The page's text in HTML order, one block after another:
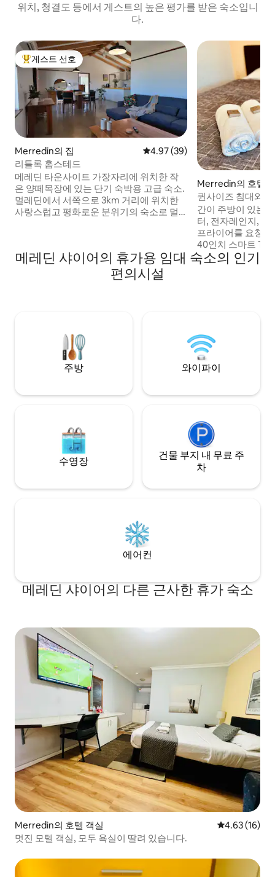
위치, 청결도 등에서 게스트의 높은 평가를 받은 숙소입니
다.
상위 게스트 선호
게스트 선호
Merredin의 집 평점 4.97점(5점 만점), 후기 39
4.97 (39)
리틀록 홈스테드
메레딘 타운사이트 가장자리에 위치한 작
은 양떼목장에 있는 단기 숙박용 고급 숙소.
멀레딘에서 서쪽으로 3km 거리에 위치한
사랑스럽고 평화로운 분위기의 숙소로 멀
명까지 숙박 가능하며, 주방 및 세탁 시설이
완비되어 있습니다. 기업 직원, 가족, 여행
객에게 적합합니다. 모든 공간의 온도가 제
Merredin의 호텔
퀸사이즈 침대와
텔 객실
간이 주방이 있는
터, 전자레인지, 주
프라이어를 요청
40인치 스마트 TV
트리밍할 수 있습
(HD 스포츠 +
를 수 있습니다.
메레딘 샤이어의 휴가용 임대 숙소의 인기
편의시설
주방 와이파이
수영장
건물 부지 내 무료 주
차
에어컨
메레딘 샤이어의 다른 근사한 휴가 숙소
Merredin의 호텔 객실 평점 4.63점
4.63 (16)
멋진 모텔 객실, 모두 욕실이 딸려 있습니다.